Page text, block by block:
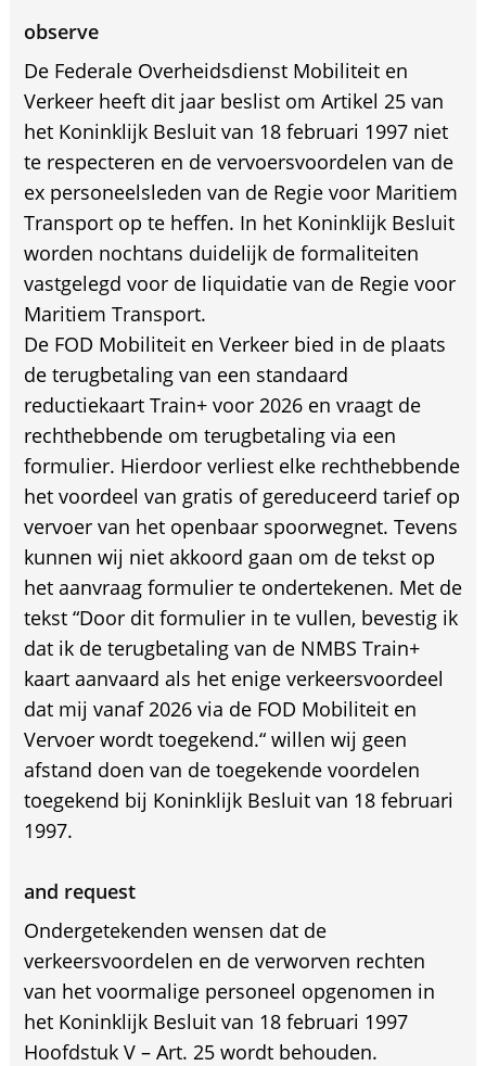
observe
De Federale Overheidsdienst Mobiliteit en
Verkeer heeft dit jaar beslist om Artikel 25 van
het Koninklijk Besluit van 18 februari 1997 niet
te respecteren en de vervoersvoordelen van de
ex personeelsleden van de Regie voor Maritiem
Transport op te heffen. In het Koninklijk Besluit
worden nochtans duidelijk de formaliteiten
vastgelegd voor de liquidatie van de Regie voor
Maritiem Transport.
De FOD Mobiliteit en Verkeer bied in de plaats
de terugbetaling van een standaard
reductiekaart Train+ voor 2026 en vraagt de
rechthebbende om terugbetaling via een
formulier. Hierdoor verliest elke rechthebbende
het voordeel van gratis of gereduceerd tarief op
vervoer van het openbaar spoorwegnet. Tevens
kunnen wij niet akkoord gaan om de tekst op
het aanvraag formulier te ondertekenen. Met de
tekst “Door dit formulier in te vullen, bevestig ik
dat ik de terugbetaling van de NMBS Train+
kaart aanvaard als het enige verkeersvoordeel
dat mij vanaf 2026 via de FOD Mobiliteit en
Vervoer wordt toegekend.“ willen wij geen
afstand doen van de toegekende voordelen
toegekend bij Koninklijk Besluit van 18 februari
1997.
and request
Ondergetekenden wensen dat de
verkeersvoordelen en de verworven rechten
van het voormalige personeel opgenomen in
het Koninklijk Besluit van 18 februari 1997
Hoofdstuk V – Art. 25 wordt behouden.